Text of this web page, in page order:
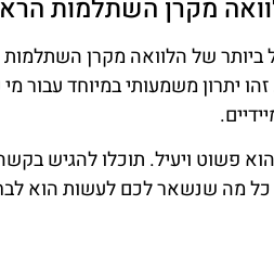
מקרן השתלמות
ביותר של הלוואה מקרן
יתרון משמעותי במיוחד עבור
פשוט ויעיל. תוכלו להגיש
כל מה שנשאר לכם לעשות הוא